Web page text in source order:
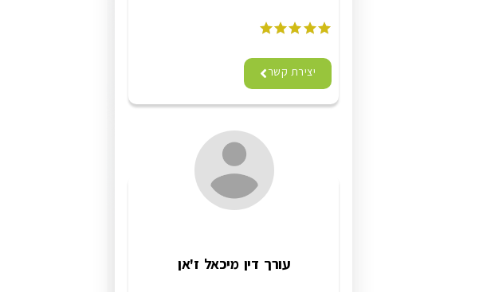
יצירת קשר
עורך דין מיכאל ז'אן